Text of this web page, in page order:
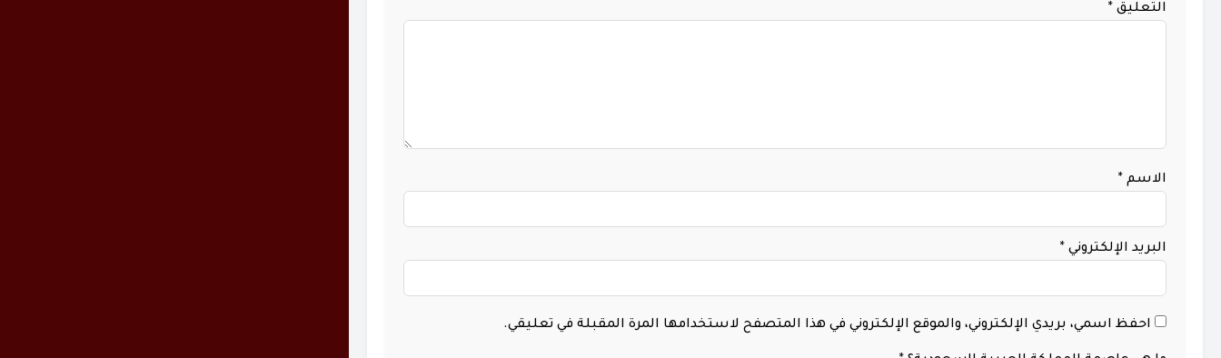
التعليق *
الاسم *
البريد الإلكتروني *
احفظ اسمي، بريدي الإلكتروني، والموقع الإلكتروني في هذا المتصفح لاستخدامها المرة المقبلة في تعليقي.